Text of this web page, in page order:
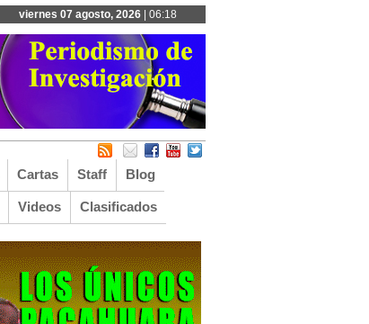
viernes 07 agosto, 2026 | 06:18
Cartas Staff Blog
Videos Clasificados